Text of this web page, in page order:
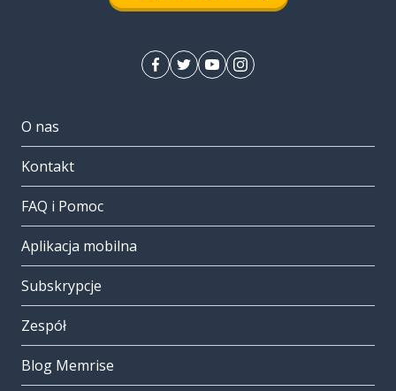
O nas
Kontakt
FAQ i Pomoc
Aplikacja mobilna
Subskrypcje
Zespół
Blog Memrise